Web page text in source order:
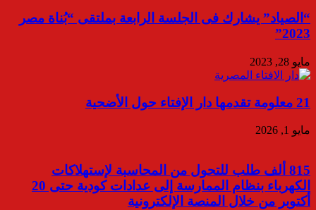
“الصياد” يشارك فى الجلسة الرابعة بملتقى “بُناة مصر
2023”
مايو 28, 2023
21 معلومة تقدمها دار الإفتاء حول الأضحية
مايو 1, 2026
815 ألف طلب للتحول من المحاسبة لإستهلاكات
الكهرباء بنظام الممارسة إلى عدادات كودية حتى 20
أكتوبر من خلال المنصة الإلكترونية